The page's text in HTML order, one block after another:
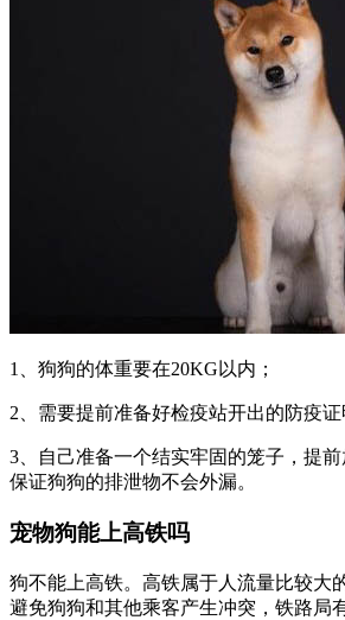
1、狗狗的体重要在20KG以内；
2、需要提前准备好检疫站开出的防疫证
3、自己准备一个结实牢固的笼子，提前
保证狗狗的排泄物不会外漏。
宠物狗能上高铁吗
狗不能上高铁。高铁属于人流量比较大
避免狗狗和其他乘客产生冲突，铁路局